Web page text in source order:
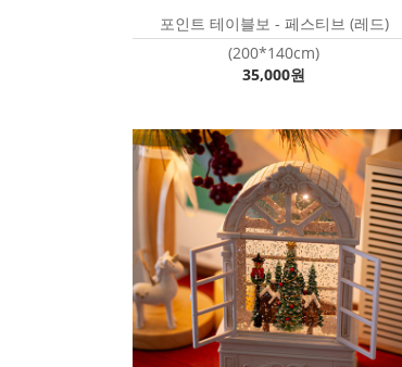
포인트 테이블보 - 페스티브 (레드)
(200*140cm)
35,000원